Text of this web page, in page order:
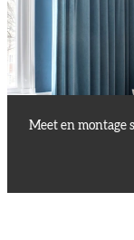
Meet en montage